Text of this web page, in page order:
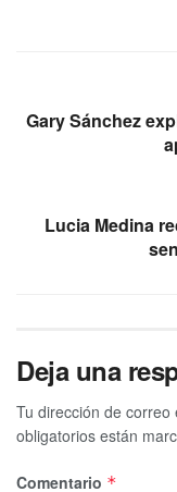
Gary Sánchez
Lucia Medina
Deja una
Tu dirección de
obligatorios están
Comentario *